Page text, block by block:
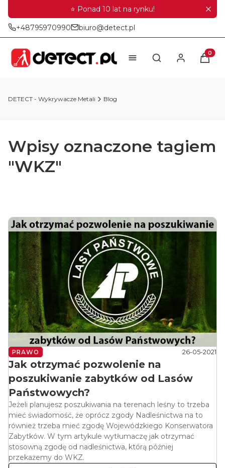
⭐ Ponad 10 lat na rynku!
+48795970990 biuro@detect.pl
Otwórz
DETECT - Wykrywacze Metali Blog
Wpisy oznaczone tagiem
"WKZ"
PRAWO 26-05-2021
Jak otrzymać pozwolenie na
poszukiwanie zabytków od Lasów
Państwowych?
Jeżeli planujesz poszukiwania na terenach leśny to trzeba
mieć świadomość, że oprócz zgody Nadleśnictwa na to
również trzeba mieć zgodę Wojewódzkiego Konserwatora
Zabytków. W tym artykule wytłumaczę jak otrzymać
stosowną zgodę od nadleśnictwa, którą później
przekażemy do WKZ.